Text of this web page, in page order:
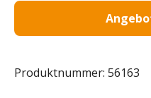
Produktnummer: 56163